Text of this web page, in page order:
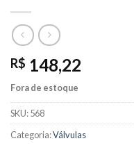
R$ 148,22
Fora de estoque
SKU:568
Categoria:Válvulas